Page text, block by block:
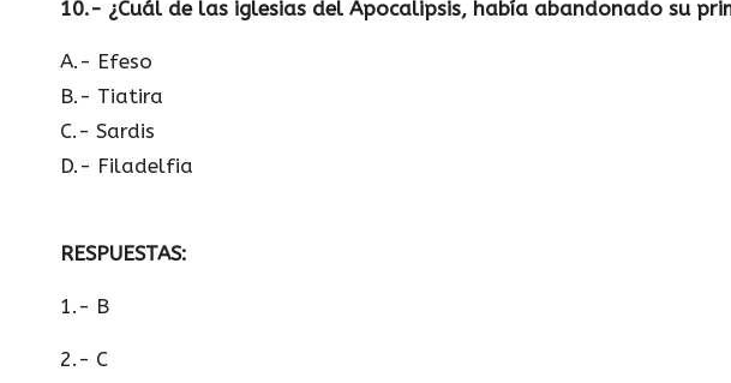
10.- ¿Cuál de las iglesias del Apocalipsis, había abandonado su
A.- Efeso
B.- Tiatira
C.- Sardis
D.- Filadelfia
RESPUESTAS:
1.- B
2.- C